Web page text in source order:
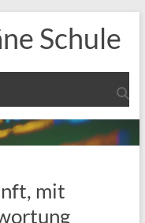
Schule
mit